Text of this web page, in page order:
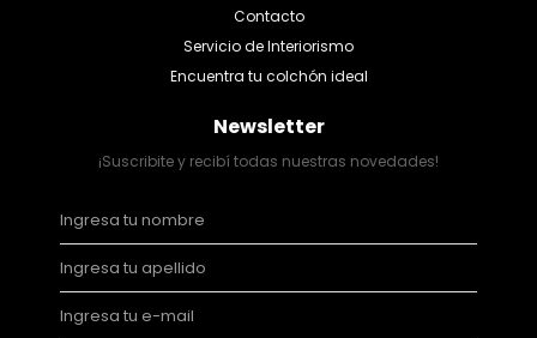
Contacto
Servicio de Interiorismo
Encuentra tu colchón ideal
Newsletter
¡Suscribite y recibí todas nuestras novedades!